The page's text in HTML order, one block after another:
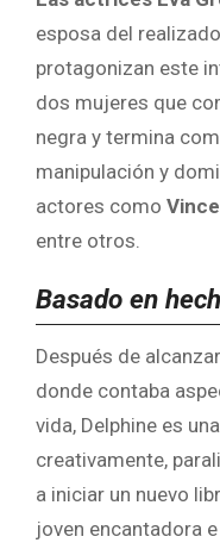
esposa del
protagonizan este
dos mujeres que
negra y termina
manipulación y
actores como
entre otros.
Basado en
Después de
donde contaba
vida, Delphine es
creativamente,
a iniciar un nuevo
joven encantadora